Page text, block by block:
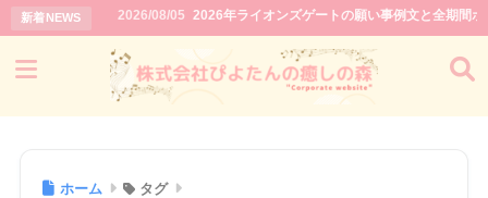
新着NEWS 2026/08/05 2026年ライオンズゲートの願い事例文と全期間ボ
ホーム タグ